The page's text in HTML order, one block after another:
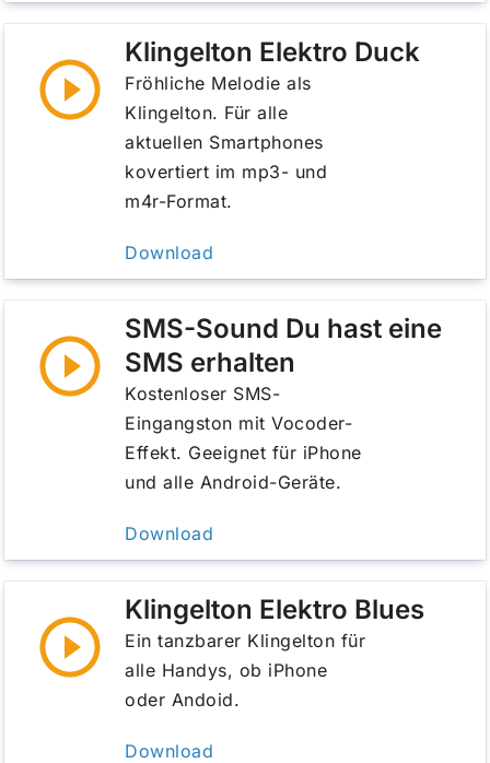
Klingelton Elektro Duck
Fröhliche Melodie als
Klingelton. Für alle
aktuellen Smartphones
kovertiert im mp3- und
m4r-Format.
Download
SMS-Sound Du hast eine
SMS erhalten
Kostenloser SMS-
Eingangston mit Vocoder-
Effekt. Geeignet für iPhone
und alle Android-Geräte.
Download
Klingelton Elektro Blues
Ein tanzbarer Klingelton für
alle Handys, ob iPhone
oder Andoid.
Download